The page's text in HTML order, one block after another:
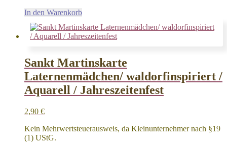
In den Warenkorb
Sankt Martinskarte
Laternenmädchen/ waldorfinspiriert /
Aquarell / Jahreszeitenfest
2,90 €
Kein Mehrwertsteuerausweis, da Kleinunternehmer nach §19
(1) UStG.